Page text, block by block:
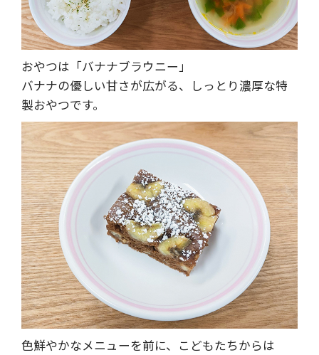
おやつは「バナナブラウニー」
バナナの優しい甘さが広がる、しっとり濃厚な特
製おやつです。
色鮮やかなメニューを前に、こどもたちからは